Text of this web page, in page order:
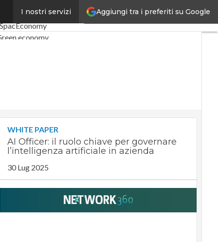
Aggiungi tra i preferiti su Google
I nostri servizi
Digital EconomyTelco
SpacEconomy
economy
WHITE PAPER
AI Officer: il ruolo chiave per governare
l’intelligenza artificiale in azienda
30 Lug 2025